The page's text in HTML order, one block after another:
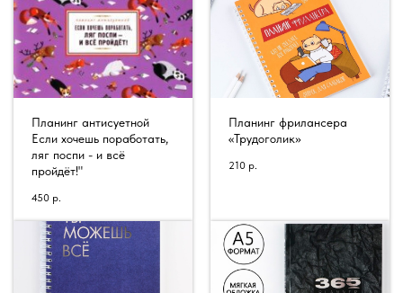
Планинг антисуетной
Если хочешь поработать,
ляг поспи - и всё
пройдёт!"
450 р.
Планинг фрилансера
«Трудоголик»
210 р.
Расписание уроков